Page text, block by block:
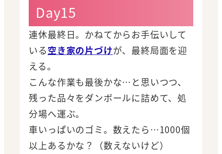
Day15
連休最終日。かねてからお手伝いして
いる空き家の片づけが、最終局面を迎
える。
こんな作業も最後かな…と思いつつ、
残った品々をダンボールに詰めて、処
分場へ運ぶ。
車いっぱいのゴミ。数えたら…1000個
以上あるかな？（数えないけど）